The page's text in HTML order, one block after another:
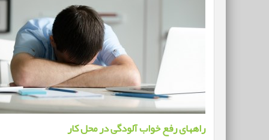
راههای رفع خواب آلودگی در محل کار